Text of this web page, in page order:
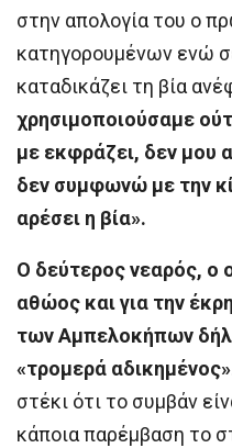
στην απολογία του ο
κατηγορουμένων ενώ
καταδικάζει τη βία
χρησιμοποιούσαμε
με εκφράζει, δεν μου
δεν συμφωνώ με την
αρέσει η βία».
Ο δεύτερος νεαρός, ο
αθώος και για την
των Αμπελοκήπων
«τρομερά αδικημένος»
στέκι ότι το συμβάν
κάποια παρέμβαση το